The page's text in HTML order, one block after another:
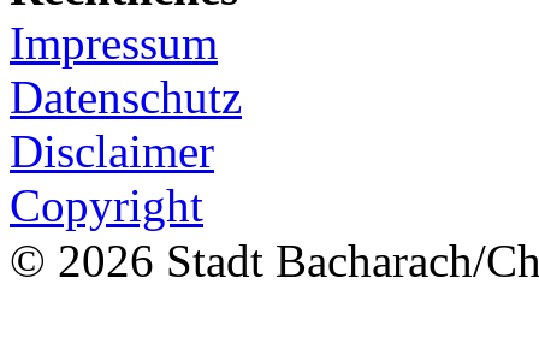
Impressum
Datenschutz
Disclaimer
Copyright
© 2026 Stadt Bacharach/